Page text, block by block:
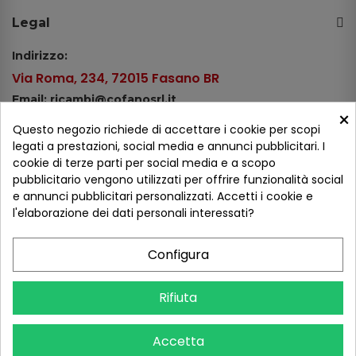
Legal
Indirizzo:
Via Roma, 234, 72015 Fasano BR
Email: ricambi@cofanosrl.it
Tel.: +39 080 44 13 478
WhatsApp: +39 334 98 51 100
Metodi di pagamento
×
Questo negozio richiede di accettare i cookie per scopi
legati a prestazioni, social media e annunci pubblicitari. I
cookie di terze parti per social media e a scopo
pubblicitario vengono utilizzati per offrire funzionalità social
e annunci pubblicitari personalizzati. Accetti i cookie e
l'elaborazione dei dati personali interessati?
Configura
Rifiuta
Accetta